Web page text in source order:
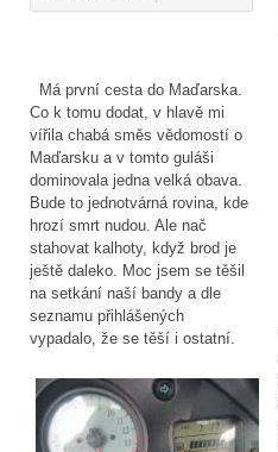
Má první cesta do Maďarska.
Co k tomu dodat, v hlavě mi
vířila chabá směs vědomostí o
Maďarsku a v tomto guláši
dominovala jedna velká obava.
Bude to jednotvárná rovina, kde
hrozí smrt nudou. Ale nač
stahovat kalhoty, když brod je
ještě daleko. Moc jsem se těšil
na setkání naší bandy a dle
seznamu přihlášených
vypadalo, že se těší i ostatní.